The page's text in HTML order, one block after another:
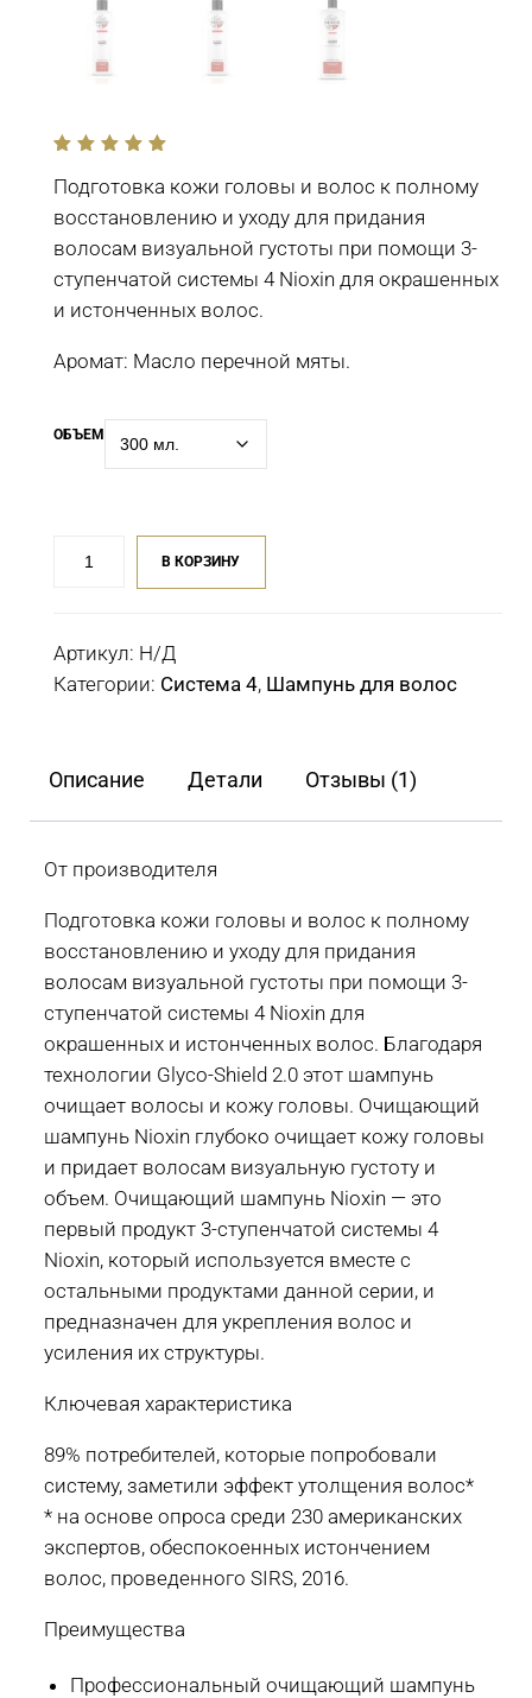
of
Подготовка кожи головы и волос к полному
восстановлению и уходу для придания
волосам визуальной густоты при помощи 3-
ступенчатой системы 4 Nioxin для окрашенных
и истонченных волос.
Аромат: Масло перечной мяты.
ОБЪЕМ
шампунь
3
окрашенных
истонченных
волос
300
мл,
1000
мл
В КОРЗИНУ
Артикул: Н/Д
Категории: Система 4, Шампунь для волос
Описание Детали Отзывы (1)
От производителя
Подготовка кожи головы и волос к полному
восстановлению и уходу для придания
волосам визуальной густоты при помощи 3-
ступенчатой системы 4 Nioxin для
окрашенных и истонченных волос. Благодаря
технологии Glyco-Shield 2.0 этот шампунь
очищает волосы и кожу головы. Очищающий
шампунь Nioxin глубоко очищает кожу головы
и придает волосам визуальную густоту и
объем. Очищающий шампунь Nioxin — это
первый продукт 3-ступенчатой системы 4
Nioxin, который используется вместе с
остальными продуктами данной серии, и
предназначен для укрепления волос и
усиления их структуры.
Ключевая характеристика
89% потребителей, которые попробовали
систему, заметили эффект утолщения волос*
* на основе опроса среди 230 американских
экспертов, обеспокоенных истончением
волос, проведенного SIRS, 2016.
Преимущества
Профессиональный очищающий шампунь